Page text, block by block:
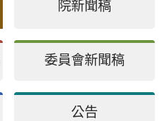
院新聞稿
委員會新聞稿
公告